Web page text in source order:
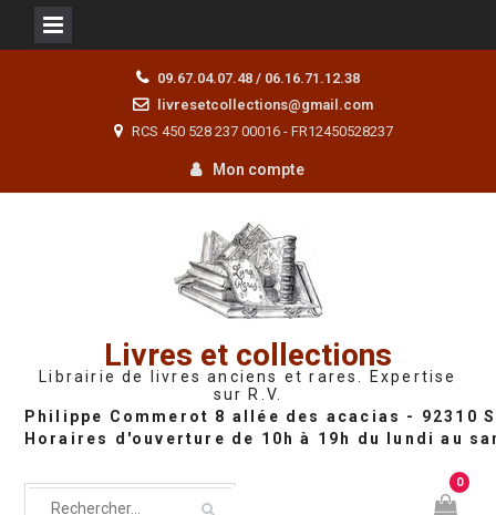
09.67.04.07.48 / 06.16.71.12.38
livresetcollections@gmail.com
RCS 450 528 237 00016 - FR12450528237
Mon compte
Livres et collections
Librairie de livres anciens et rares. Expertise
sur R.V.
0